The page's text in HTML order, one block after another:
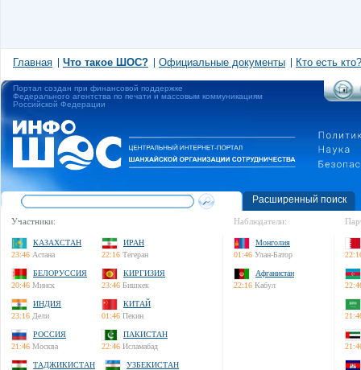
Главная Что такое ШОС? Официальные документы Кто есть кто?
Портал создан при финансовой поддержке
Федерального агентства по печати и массовым коммуникациям
Российской Федерации
Расширенный поиск
Участники:
КАЗАХСТАН
23:46 Астана
ИРАН
22:16 Тегеран
БЕЛОРУССИЯ
20:46 Минск
КИРГИЗИЯ
23:46 Бишкек
ИНДИЯ
23:16 Дели
КИТАЙ
01:46 Пекин
РОССИЯ
21:46 Москва
ПАКИСТАН
22:46 Исламабад
ТАДЖИКИСТАН
УЗБЕКИСТАН
Наблюдатели:
Монголия
01:46 Улан-Батор
Афганистан
22:16 Кабул